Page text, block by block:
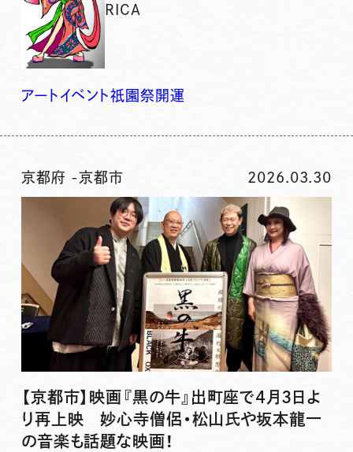
RICA
アート イベント祇園 祭開運
京都府 -京都市 2026.03.30
【京都市】映画『黒の牛』出町座で4月3日よ
り再上映 妙心寺僧侶・松山氏や坂本龍一
の音楽も話題な映画！